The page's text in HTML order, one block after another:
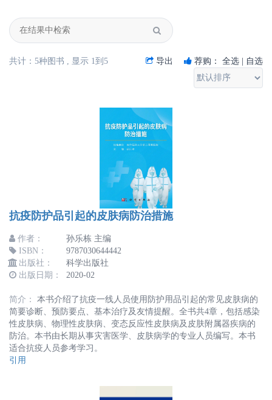
共计：5种图书 , 显示 1到5 导出 荐购： 全选 | 自选
抗疫防护品引起的皮肤病防治措施
作者：
孙乐栋 主编
ISBN：
9787030644442
出版社：
科学出版社
出版日期：
2020-02
简介：
本书介绍了抗疫一线人员使用防护用品引起的常见皮肤病的
简要诊断、预防要点、基本治疗及友情提醒。全书共4章，包括感染
性皮肤病、物理性皮肤病、变态反应性皮肤病及皮肤附属器疾病的
防治。本书由长期从事灾害医学、皮肤病学的专业人员编写。本书
适合抗疫人员参考学习。
引用